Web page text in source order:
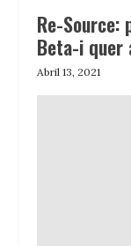
Re-Source:
Beta-i quer
Abril 13, 2021